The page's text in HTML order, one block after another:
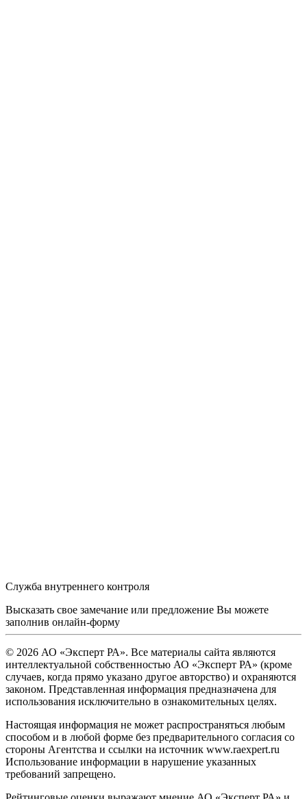
Служба внутреннего контроля
Высказать свое замечание или предложение Вы можете
заполнив онлайн-форму
© 2026 АО «Эксперт РА». Все материалы сайта являются
интеллектуальной собственностью АО «Эксперт РА» (кроме
случаев, когда прямо указано другое авторство) и охраняются
законом. Представленная информация предназначена для
использования исключительно в ознакомительных целях.
Настоящая информация не может распространяться любым
способом и в любой форме без предварительного согласия со
стороны Агентства и ссылки на источник www.raexpert.ru
Использование информации в нарушение указанных
требований запрещено.